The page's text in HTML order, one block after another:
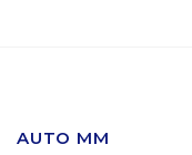
AUTO MM